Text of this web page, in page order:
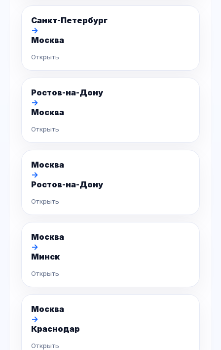
Санкт-Петербург
→
Москва
Открыть
Ростов-на-Дону
→
Москва
Открыть
Москва
→
Ростов-на-Дону
Открыть
Москва
→
Минск
Открыть
Москва
→
Краснодар
Открыть